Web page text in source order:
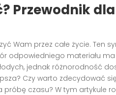
Przewodnik
Wam przez całe życie. Ten
odpowiedniego materiału
jednak różnorodność
Czy warto zdecydować
próbę czasu? W tym artykule